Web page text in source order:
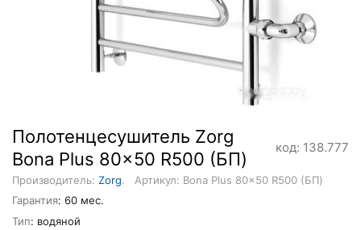
Полотенцесушитель Zorg
Bona Plus 80x50 R500 (БП)
код: 138.777
Производитель: Zorg.
Артикул: Bona Plus 80x50 R500 (БП)
Гарантия: 60 мес.
Тип: водяной